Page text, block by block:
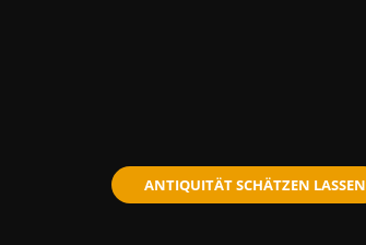
ANTIQUITÄT SCHÄTZEN LASSEN